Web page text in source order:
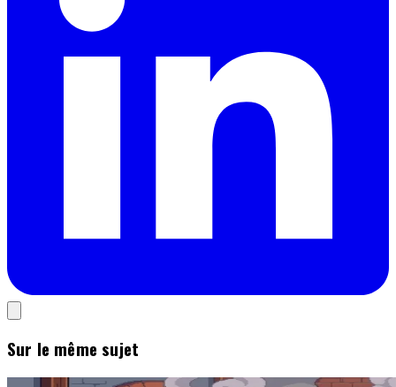
Sur le même sujet